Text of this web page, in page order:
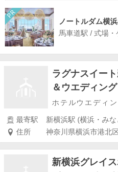
ノートルダム横
馬車道駅 / 式場・
ラグナスイー
＆ウエディング
ホテルウエディ
最寄駅
住所
神奈川県横浜市港北
新横浜グレイ